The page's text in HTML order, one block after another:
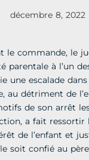
décembre 8, 2022
le commande, le
parentale à l’un
une escalade
au détriment de
de son arrêt
a fait ressortir
de l’enfant et
soit confié au